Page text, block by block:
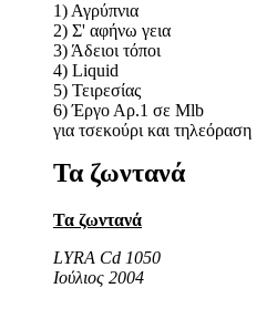
1) Αγρύπνια
2) Σ' αφήνω γεια
3) Άδειοι τόποι
4) Liquid
5) Τειρεσίας
6) Έργο Αρ.1 σε Mlb
για τσεκούρι και τηλεόραση
Τα ζωντανά
Τα ζωντανά
LYRA Cd 1050
Ιούλιος 2004